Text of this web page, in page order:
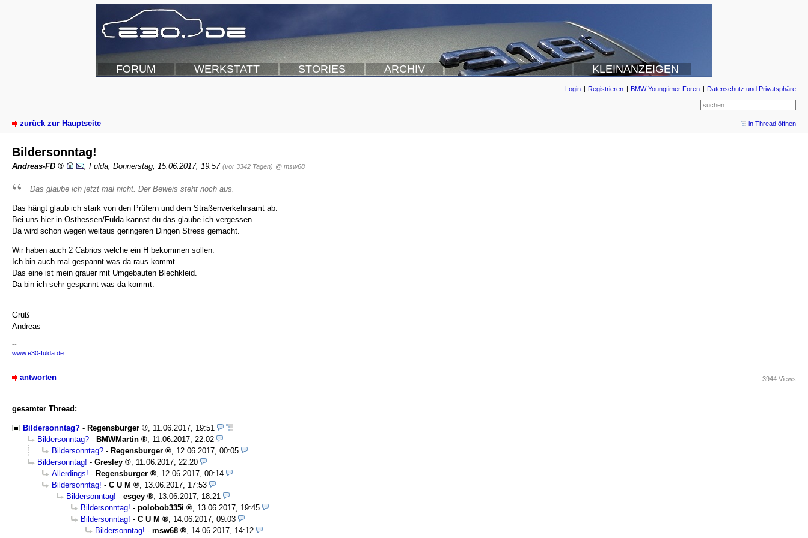
FORUM WERKSTATT STORIES ARCHIV KLEINANZEIGEN
Login Registrieren BMW Youngtimer Foren Datenschutz und Privatsphäre
zurück zur Hauptseite in Thread öffnen
Bildersonntag!
Andreas-FD Fulda Donnerstag, 15.06.2017, 19:57 (vor 3342 Tagen) @ msw68
Das glaube ich jetzt mal nicht. Der Beweis steht noch aus.
Das hängt glaub ich stark von den Prüfern und dem Straßenverkehrsamt ab.
Bei uns hier in Osthessen/Fulda kannst du das glaube ich vergessen.
Da wird schon wegen weitaus geringeren Dingen Stress gemacht.
Wir haben auch 2 Cabrios welche ein H bekommen sollen.
Ich bin auch mal gespannt was da raus kommt.
Das eine ist mein grauer mit Umgebauten Blechkleid.
Da bin ich sehr gespannt was da kommt.
Gruß
Andreas
--
www.e30-fulda.de
antworten 3944 Views
gesamter Thread:
Bildersonntag? - Regensburger , 11.06.2017, 19:51
Bildersonntag? - BMWMartin , 11.06.2017, 22:02
Bildersonntag? - Regensburger , 12.06.2017, 00:05
Bildersonntag! - Gresley , 11.06.2017, 22:20
Allerdings! - Regensburger , 12.06.2017, 00:14
Bildersonntag! - C U M , 13.06.2017, 17:53
Bildersonntag! - esgey , 13.06.2017, 18:21
Bildersonntag! - polobob335i , 13.06.2017, 19:45
Bildersonntag! - C U M , 14.06.2017, 09:03
Bildersonntag! - msw68 , 14.06.2017, 14:12